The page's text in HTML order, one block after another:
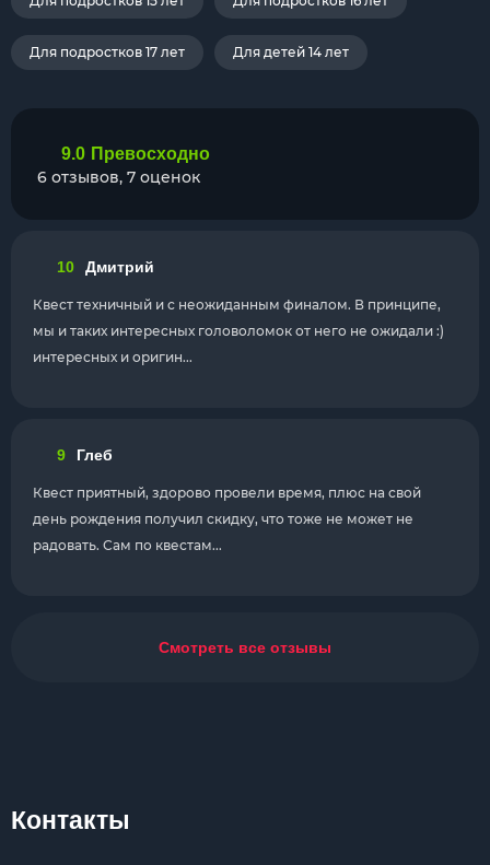
Для подростков 17 лет Для детей 14 лет
9.0 Превосходно
6 отзывов, 7 оценок
10 Дмитрий
Квест техничный и с неожиданным финалом. В принципе,
мы и таких интересных головоломок от него не ожидали :)
интересных и оригин...
9 Глеб
Квест приятный, здорово провели время, плюс на свой
день рождения получил скидку, что тоже не может не
радовать. Сам по квестам...
Смотреть все отзывы
Контакты